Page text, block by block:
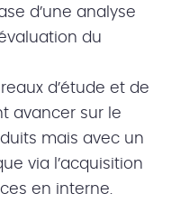
d’une analyse
du
d’étude et de
avancer sur le
mais avec un
via l’acquisition
en interne.